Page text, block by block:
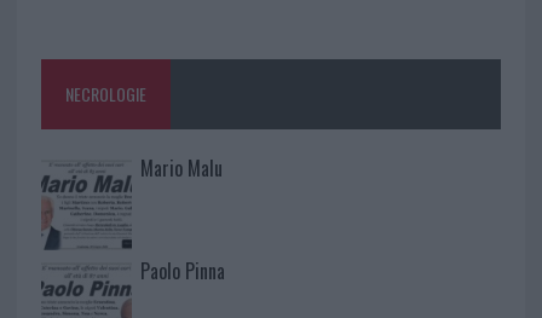
NECROLOGIE
Mario Malu
Paolo Pinna